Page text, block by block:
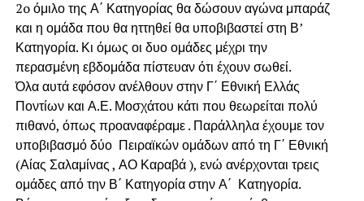
2o όμιλο της Α΄ Κατηγορίας θα δώσουν αγώνα μπαράζ
και η ομάδα που θα ηττηθεί θα υποβιβαστεί στη Β’
Κατηγορία. Κι όμως οι δυο ομάδες μέχρι την
περασμένη εβδομάδα πίστευαν ότι έχουν σωθεί.
Όλα αυτά εφόσον ανέλθουν στην Γ΄ Εθνική Ελλάς
Ποντίων και Α.Ε. Μοσχάτου κάτι που θεωρείται πολύ
πιθανό, όπως προαναφέραμε . Παράλληλα έχουμε τον
υποβιβασμό δύο Πειραϊκών ομάδων από τη Γ΄ Εθνική
(Αίας Σαλαμίνας , ΑΟ Καραβά ), ενώ ανέρχονται τρεις
ομάδες από την Β΄ Κατηγορία στην Α΄ Κατηγορία.